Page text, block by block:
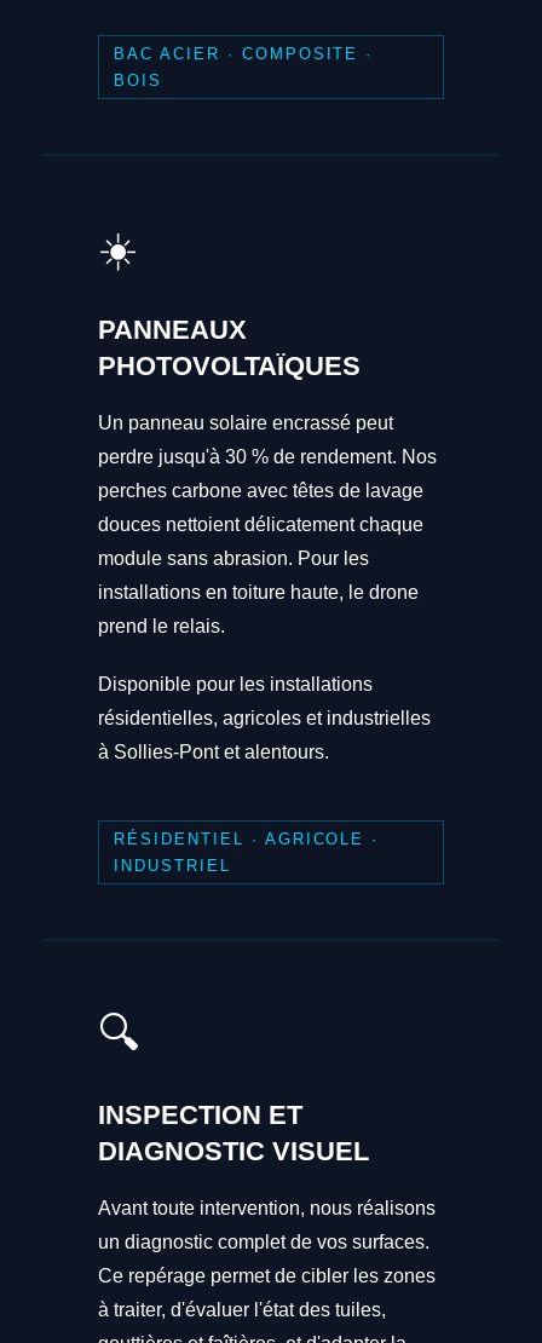
BAC ACIER · COMPOSITE ·
BOIS
☀️
PANNEAUX
PHOTOVOLTAÏQUES
Un panneau solaire encrassé peut
perdre jusqu'à 30 % de rendement. Nos
perches carbone avec têtes de lavage
douces nettoient délicatement chaque
module sans abrasion. Pour les
installations en toiture haute, le drone
prend le relais.
Disponible pour les installations
résidentielles, agricoles et industrielles
à Sollies-Pont et alentours.
RÉSIDENTIEL · AGRICOLE ·
INDUSTRIEL
🔍
INSPECTION ET
DIAGNOSTIC VISUEL
Avant toute intervention, nous réalisons
un diagnostic complet de vos surfaces.
Ce repérage permet de cibler les zones
à traiter, d'évaluer l'état des tuiles,